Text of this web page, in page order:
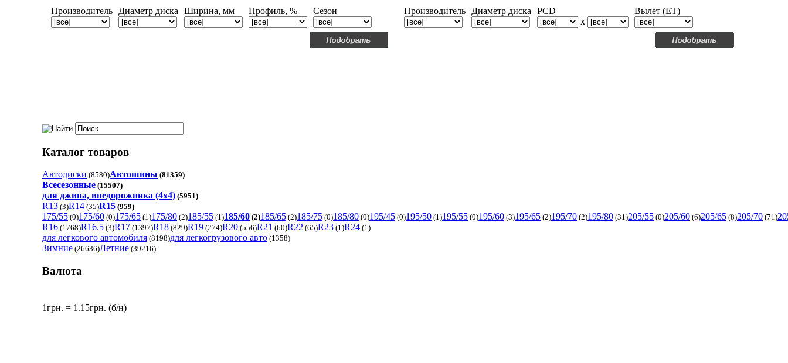
Производитель Диаметр диска Ширина, мм Профиль, % Сезон Производитель Диаметр диска PCD
x
Вылет (ET)
Каталог товаров
Автодиски (8580)Автошины (81359)
Всесезонные (15507)
для джипа, внедорожника (4x4) (5951)
R13 (3)R14 (35)R15 (959)
175/55 (0)175/60 (0)175/65 (1)175/80 (2)185/55 (1)185/60 (2)185/65 (2)185/75 (0)185/80 (0)195/45 (0)195/50 (1)195/55 (0)195/60 (3)195/65 (2)195/70 (2)195/80 (31)205/55 (0)205/60 (6)205/65 (8)205/70 (71)
R16 (1768)R16.5 (3)R17 (1397)R18 (829)R19 (274)R20 (556)R21 (60)R22 (65)R23 (1)R24 (1)
для легкового автомобиля (8198)для легкогрузового авто (1358)
Зимние (26636)Летние (39216)
Валюта
1грн. = 1.15грн. (б/н)